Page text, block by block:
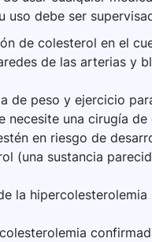
uso debe ser
de colesterol en el
de las arterias y
de peso y ejercicio
una cirugía
en riesgo de
(una sustancia
la